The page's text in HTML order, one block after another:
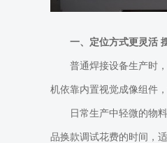
一、定位方式更灵活
普通焊接设备生产时
机依靠内置视觉成像组件
日常生产中轻微的物
品换款调试花费的时间，